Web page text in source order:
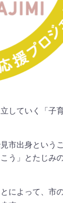
していく「子
市出身という
う」とたじみ
によって、市